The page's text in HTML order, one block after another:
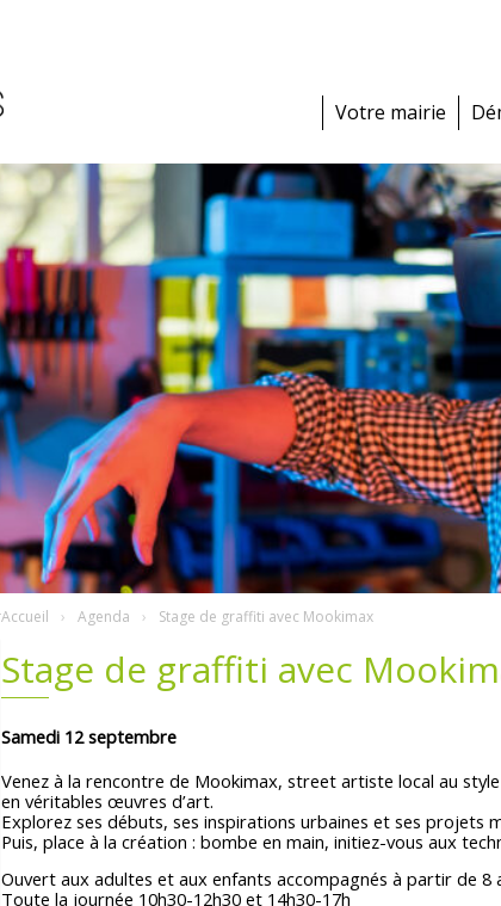
Votre mairie
Accueil Agenda Stage de graffiti avec Mookimax
Stage de graffiti avec
Samedi 12 septembre
Venez à la rencontre de Mookimax, street artiste local au
en véritables œuvres d’art.
Explorez ses débuts, ses inspirations urbaines et ses projets
Puis, place à la création : bombe en main, initiez-vous aux
Ouvert aux adultes et aux enfants accompagnés à partir de 8
Toute la journée 10h30-12h30 et 14h30-17h